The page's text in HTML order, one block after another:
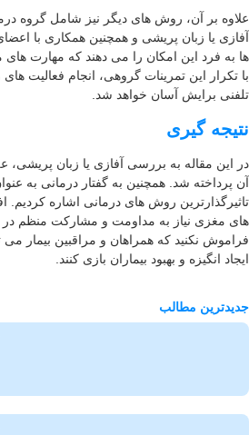
بر آن، روش های دیگر نیز شامل گروه
یا زبان پریشی و همچنین همکاری با اعضای
به فرد این امکان را می دهند که مهارت های
تکرار این تمرینات گروهی، انجام فعالیت های
برایش آسان خواهد شد.
گیری
این مقاله به بررسی آفازی یا زبان پریشی،
پرداخته شد. همچنین به گفتار درمانی به
روش های درمانی اشاره کردیم.
مغزی نیاز به مداومت و مشارکت منظم در
نکنید که همراهان و مراقبین بیمار می
انگیزه و بهبود بیماران بازی کنند.
مطالب